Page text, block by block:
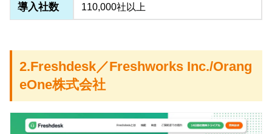
導入社数 110,000社以上
2.Freshdesk／Freshworks Inc./Orang
eOne株式会社